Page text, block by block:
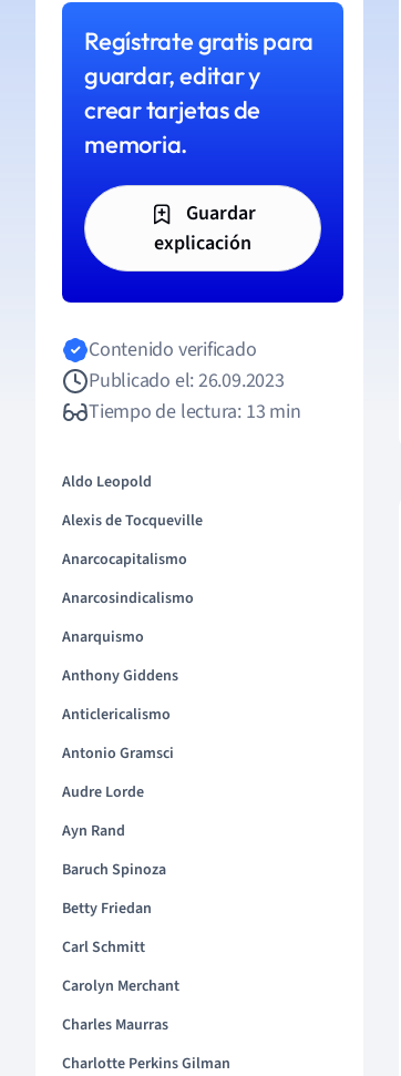
Regístrate gratis para
guardar, editar y
crear tarjetas de
memoria.
Guardar
explicación
Contenido verificado
Publicado el: 26.09.2023
Tiempo de lectura: 13 min
Aldo Leopold
Alexis de Tocqueville
Anarcocapitalismo
Anarcosindicalismo
Anarquismo
Anthony Giddens
Anticlericalismo
Antonio Gramsci
Audre Lorde
Ayn Rand
Baruch Spinoza
Betty Friedan
Carl Schmitt
Carolyn Merchant
Charles Maurras
Charlotte Perkins Gilman